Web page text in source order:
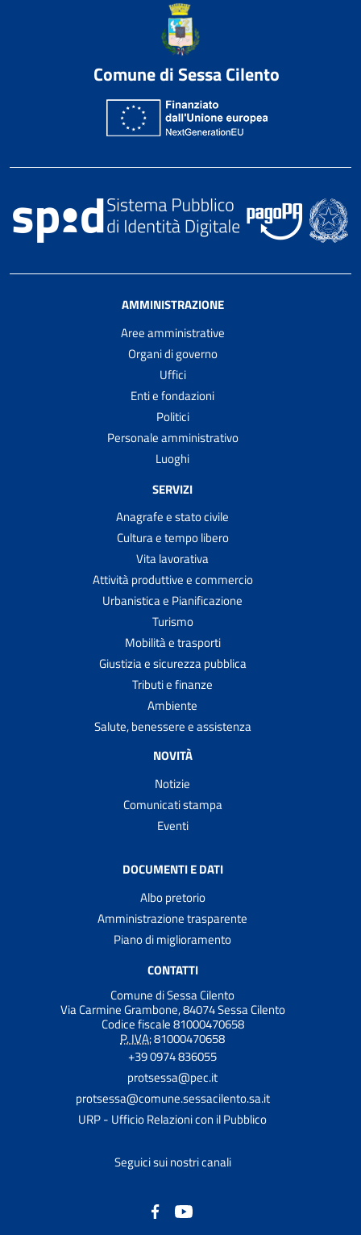
Comune di Sessa Cilento
AMMINISTRAZIONE
Aree amministrative
Organi di governo
Uffici
Enti e fondazioni
Politici
Personale amministrativo
Luoghi
SERVIZI
Anagrafe e stato civile
Cultura e tempo libero
Vita lavorativa
Attività produttive e commercio
Urbanistica e Pianificazione
Turismo
Mobilità e trasporti
Giustizia e sicurezza pubblica
Tributi e finanze
Ambiente
Salute, benessere e assistenza
NOVITÀ
Notizie
Comunicati stampa
Eventi
DOCUMENTI E DATI
Albo pretorio
Amministrazione trasparente
Piano di miglioramento
CONTATTI
Comune di Sessa Cilento
Via Carmine Grambone, 84074 Sessa Cilento
Codice fiscale 81000470658
P. IVA:81000470658
+39 0974 836055
protsessa@pec.it
protsessa@comune.sessacilento.sa.it
URP - Ufficio Relazioni con il Pubblico
Seguici sui nostri canali